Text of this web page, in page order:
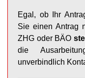
Egal, ob Ihr
Sie einen Antrag
ZHG oder BÄO
die
unverbindlich